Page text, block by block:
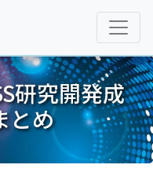
研究開発成
とめ